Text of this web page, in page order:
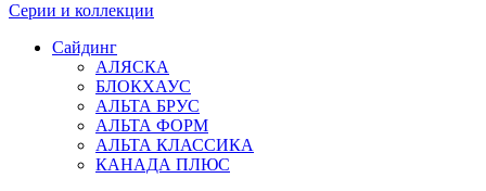
Серии и коллекции
Сайдинг
АЛЯСКА
БЛОКХАУС
АЛЬТА БРУС
АЛЬТА ФОРМ
АЛЬТА КЛАССИКА
КАНАДА ПЛЮС